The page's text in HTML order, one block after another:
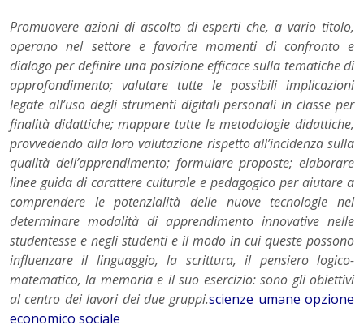
Promuovere azioni di ascolto di esperti che, a vario titolo,
operano nel settore e favorire momenti di confronto e
dialogo per definire una posizione efficace sulla tematiche di
approfondimento; valutare tutte le possibili implicazioni
legate all’uso degli strumenti digitali personali in classe per
finalità didattiche; mappare tutte le metodologie didattiche,
provvedendo alla loro valutazione rispetto all’incidenza sulla
qualità dell’apprendimento; formulare proposte; elaborare
linee guida di carattere culturale e pedagogico per aiutare a
comprendere le potenzialità delle nuove tecnologie nel
determinare modalità di apprendimento innovative nelle
studentesse e negli studenti e il modo in cui queste possono
influenzare il linguaggio, la scrittura, il pensiero logico-
matematico, la memoria e il suo esercizio: sono gli obiettivi
al centro dei lavori dei due gruppi.scienze umane opzione
economico sociale